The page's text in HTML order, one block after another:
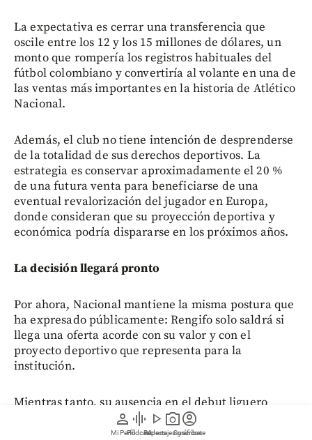
person
Mi Perfil
graphic_eq
Pódcast
play_arrow
Videos
photo_camera
Reportajes gráficos
account_circle
Suscríbete
La expectativa es cerrar una transferencia que
oscile entre los 12 y los 15 millones de dólares, un
monto que rompería los registros habituales del
fútbol colombiano y convertiría al volante en una de
las ventas más importantes en la historia de Atlético
Nacional.
Además, el club no tiene intención de desprenderse
de la totalidad de sus derechos deportivos. La
estrategia es conservar aproximadamente el 20 %
de una futura venta para beneficiarse de una
eventual revalorización del jugador en Europa,
donde consideran que su proyección deportiva y
económica podría dispararse en los próximos años.
La decisión llegará pronto
Por ahora, Nacional mantiene la misma postura que
ha expresado públicamente: Rengifo solo saldrá si
llega una oferta acorde con su valor y con el
proyecto deportivo que representa para la
institución.
Mientras tanto, su ausencia en el debut liguero
parece ser un mensaje claro de que las
negociaciones están en marcha. Las próximas